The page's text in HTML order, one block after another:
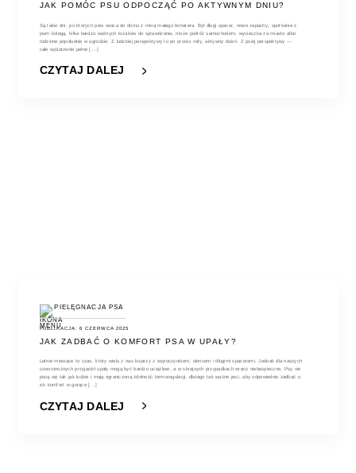
JAK POMÓC PSU ODPOCZĄĆ PO AKTYWNYM DNIU?
Są takie dni, po których pies wraca do domu z miną małego bohatera. Był długi spacer, nowe zapachy, spotkanie z
psim kolegą, kilka bardzo ważnych krzaków do sprawdzenia, może podróż samochodem, wycieczka za miasto albo
rodzinne popołudnie w ogrodzie. Z ludzkiej perspektywy to po prostu miły, aktywny dzień. Z psiej perspektywy —
całe wydarzenie pełne [...]
CZYTAJ DALEJ
PIELĘGNACJA PSA
PUBLIKACJA: 6 CZERWCA 2025
JAK ZADBAĆ O KOMFORT PSA W UPAŁY?
Letnie miesiące to czas, który wielu z nas kojarzy z wypoczynkiem, słońcem i długimi spacerami. Jednak dla naszych
czworonożnych przyjaciół upały mogą być bardzo uciążliwe, a w skrajnych przypadkach wręcz niebezpieczne. Psy nie
pocą się tak jak ludzie i mają ograniczoną zdolność termoregulacji, dlatego tak ważne jest, aby odpowiednio zadbać o
ich komfort w gorące [...]
CZYTAJ DALEJ